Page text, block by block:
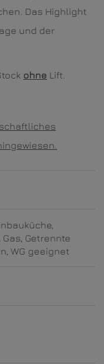
Das Highlight
und der
ohne Lift.
Gas Getrennte
WG geeignet